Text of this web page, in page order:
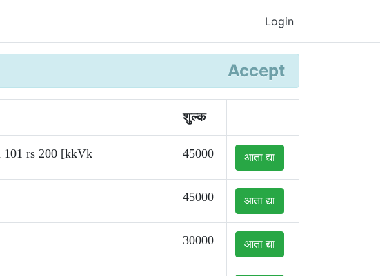
Login
Accept
शुल्क
rs 200 [kkVk 45000 आता द्या
45000 आता द्या
30000 आता द्या